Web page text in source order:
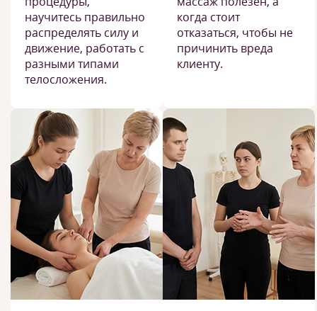
научитесь правильно
распределять силу и
движение, работать с
разными типами
телосложения.
когда стоит
отказаться, чтобы не
причинить вреда
клиенту.